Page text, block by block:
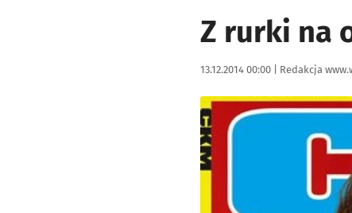
Z rurki na
Data publikacji:
13.12.2014 00:00 | Autor:
Redakcja
Kliknij, aby powiększyć